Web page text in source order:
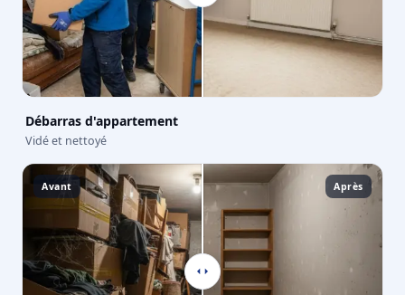
Débarras d'appartement
Vidé et nettoyé
Avant Après